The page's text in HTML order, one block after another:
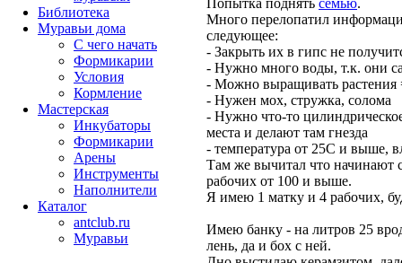
Попытка поднять семью.
Много перелопатил
следующее:
- Закрыть их в гипс не
- Нужно много воды, т.к. они
- Можно выращивать растения
- Нужен мох, стружка, солома
- Нужно что-то
места и делают там гнезда
- температура от 25С и выше,
Там же вычитал что начинают
рабочих от 100 и выше.
Я имею 1 матку и 4 рабочих,
Имею банку - на литров 25
лень, да и бох с ней.
Библиотека
Муравьи дома
С чего начать
Формикарии
Условия
Кормление
Мастерская
Инкубаторы
Формикарии
Арены
Инструменты
Наполнители
Каталог
antclub.ru
Муравьи